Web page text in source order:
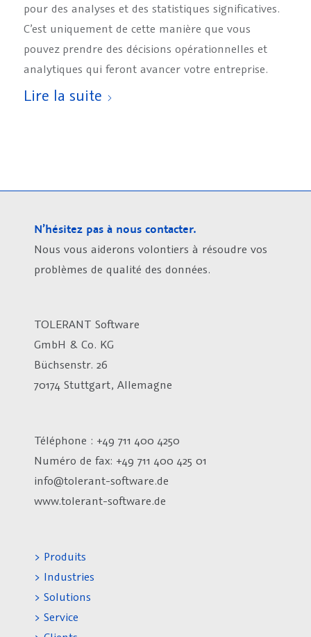
pour des analyses et des statistiques significatives.
C’est uniquement de cette manière que vous
pouvez prendre des décisions opérationnelles et
analytiques qui feront avancer votre entreprise.
Lire la suite
N’hésitez pas à nous contacter.
Nous vous aiderons volontiers à résoudre vos
problèmes de qualité des données.
TOLERANT Software
GmbH & Co. KG
Büchsenstr. 26
70174 Stuttgart, Allemagne
Téléphone : +49 711 400 4250
Numéro de fax: +49 711 400 425 01
info@tolerant-software.de
www.tolerant-software.de
> Produits
> Industries
> Solutions
> Service